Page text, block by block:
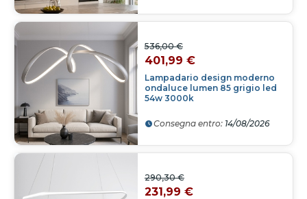
Lampadario design moderno
ondaluce lumen 85 grigio led
54w 3000k
536,00 €
401,99 €
Consegna entro: 14/08/2026
290,30 €
231,99 €